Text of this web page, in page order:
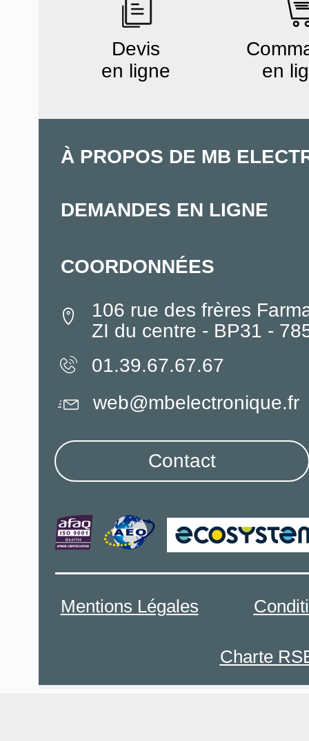
Devis
en ligne
en
À PROPOS DE MB
DEMANDES EN LIGNE
COORDONNÉES
106 rue des frères
ZI du centre - BP31 -
01.39.67.67.67
Mentions Légales
Charte
web@mbelectronique.fr
Contact